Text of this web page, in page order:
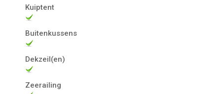
Kuiptent
Buitenkussens
Dekzeil(en)
Zeerailing